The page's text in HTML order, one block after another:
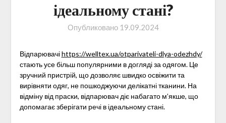
ідеальному стані?
Опубликовано 19.09.2024
Відпарювачіhttps://welltex.ua/otparivateli-dlya-odezhdy/
стають усе більш популярними в догляді за одягом. Це
зручний пристрій, що дозволяє швидко освіжити та
вирівняти одяг, не пошкоджуючи делікатні тканини. На
відміну від праски, відпарювач діє набагато м’якше, що
допомагає зберігати речі в ідеальному стані.